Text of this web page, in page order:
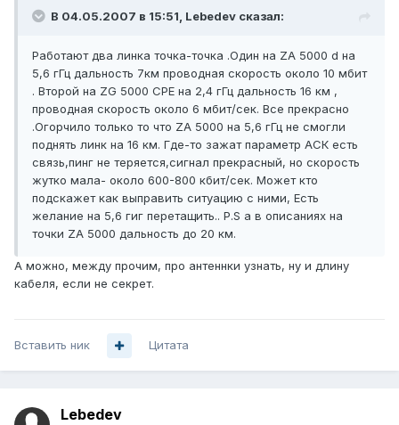
В 04.05.2007 в 15:51, Lebedev сказал:
Работают два линка точка-точка .Один на ZA 5000 d на
5,6 гГц дальность 7км проводная скорость около 10 мбит
. Второй на ZG 5000 CPE на 2,4 гГц дальность 16 км ,
проводная скорость около 6 мбит/сек. Все прекрасно
.Огорчило только то что ZA 5000 на 5,6 гГц не смогли
поднять линк на 16 км. Где-то зажат параметр АСК есть
связь,пинг не теряется,сигнал прекрасный, но скорость
жутко мала- около 600-800 кбит/сек. Может кто
подскажет как выправить ситуацию с ними, Есть
желание на 5,6 гиг перетащить.. P.S а в описаниях на
точки ZA 5000 дальность до 20 км.
А можно, между прочим, про антеннки узнать, ну и длину
кабеля, если не секрет.
Вставить ник Цитата
Lebedev